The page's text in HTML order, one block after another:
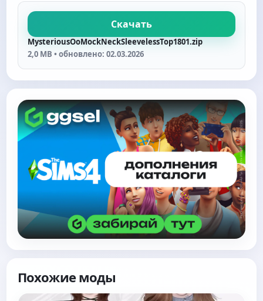
Скачать
MysteriousOoMockNeckSleevelessTop1801.zip
2,0 MB • обновлено: 02.03.2026
Похожие моды